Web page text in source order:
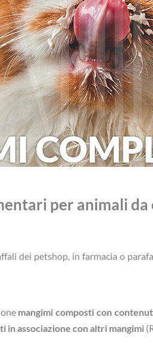
per animali da
dei petshop, in farmacia o
mangimi composti con
associazione con altri mangimi